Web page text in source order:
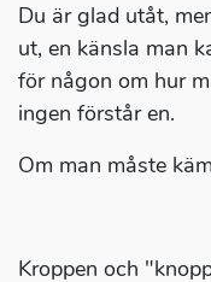
Du är glad utåt,
ut, en känsla man
för någon om hur
ingen förstår en.
Om man måste
Kroppen och